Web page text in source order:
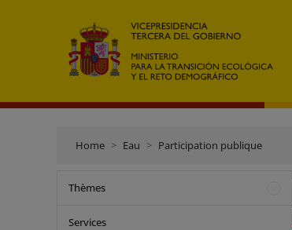
Home Eau Participation publique
Thèmes
Services